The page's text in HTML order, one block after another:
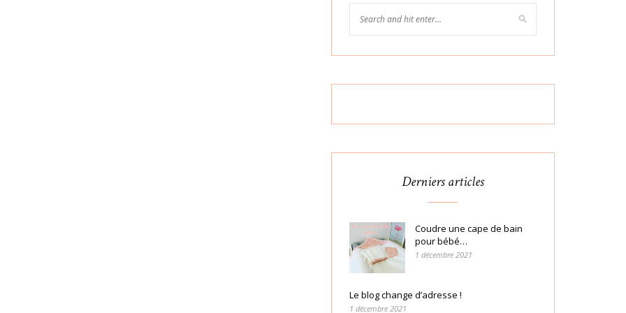
Derniers articles
Coudre une cape de bain
pour bébé…
1 décembre 2021
Le blog change d’adresse !
1 décembre 2021